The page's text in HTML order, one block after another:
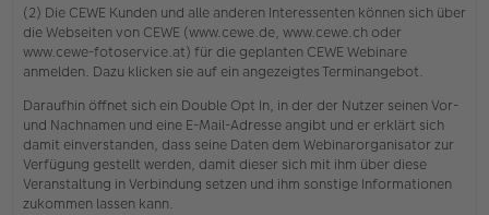
(2) Die CEWE Kunden und alle anderen Interessenten können sich über
die Webseiten von CEWE (www.cewe.de, www.cewe.ch oder
www.cewe-fotoservice.at) für die geplanten CEWE Webinare
anmelden. Dazu klicken sie auf ein angezeigtes Terminangebot.
Daraufhin öffnet sich ein Double Opt In, in der der Nutzer seinen Vor-
und Nachnamen und eine E-Mail-Adresse angibt und er erklärt sich
damit einverstanden, dass seine Daten dem Webinarorganisator zur
Verfügung gestellt werden, damit dieser sich mit ihm über diese
Veranstaltung in Verbindung setzen und ihm sonstige Informationen
zukommen lassen kann.